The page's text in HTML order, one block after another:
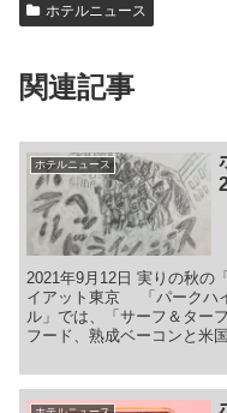
ホテルニュース
関連記事
ホテルニュース
2021年9月12日 実りの秋の
イアット東京 「パークハ
ル」では、「サーフ＆ター
フード、熟成ベーコンと米